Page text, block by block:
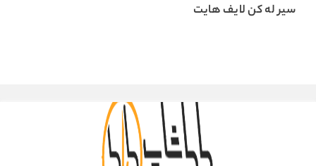
سیر له کن لایف هایت